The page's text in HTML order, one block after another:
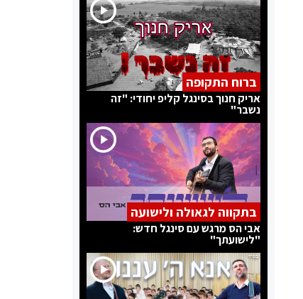
ברוח התקופה
אריק חנוך בסינגל קליפ יחודי: "זה
נשבר"
בתקווה לגאולה ולישועה
אבי הס מרגש עם סינגל חדש:
"לישועתך"